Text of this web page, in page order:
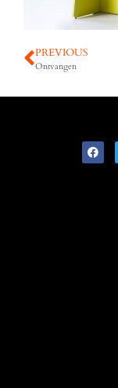
PREVIOUS
Ontvangen